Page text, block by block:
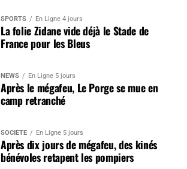
SPORTS En Ligne 4 jours
La folie Zidane vide déjà le Stade de
France pour les Bleus
NEWS En Ligne 5 jours
Après le mégafeu, Le Porge se mue en
camp retranché
SOCIÉTÉ En Ligne 5 jours
Après dix jours de mégafeu, des kinés
bénévoles retapent les pompiers